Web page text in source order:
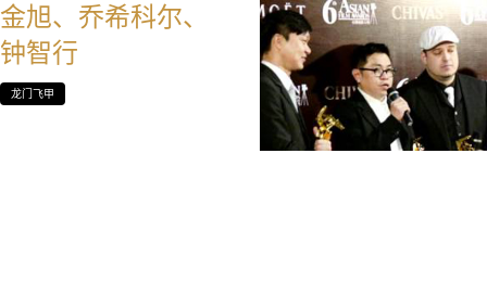
金旭、乔希科尔、
钟智行
龙门飞甲